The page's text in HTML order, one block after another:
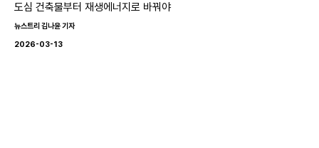
도심 건축물부터 재생에너지로 바꿔야
뉴스트리 김나윤 기자
2026-03-13